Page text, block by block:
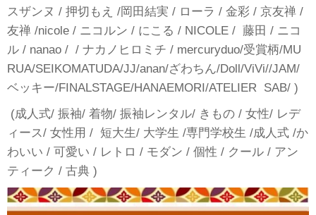
スザンヌ / 押切もえ /岡田結実 / ローラ / 金彩 / 京友禅 /
友禅 /nicole / ニコルン / にこる / NICOLE / 藤田 / ニコ
ル / nanao / / ナカノヒロミチ / mercuryduo/受賞柄/MU
RUA/SEIKOMATUDA/JJ/anan/ざわちん/Doll/ViVi//JAM/
ベッキー/FINALSTAGE/HANAEMORI/ATELIER SAB/ )
(成人式/ 振袖/ 着物/ 振袖レンタル/ きもの / 女性/ レデ
ィース/ 女性用 / 短大生/ 大学生 /専門学校生 /成人式 /か
わいい / 可愛い / レトロ / モダン / 個性 / クール / アン
ティーク / 古典 )